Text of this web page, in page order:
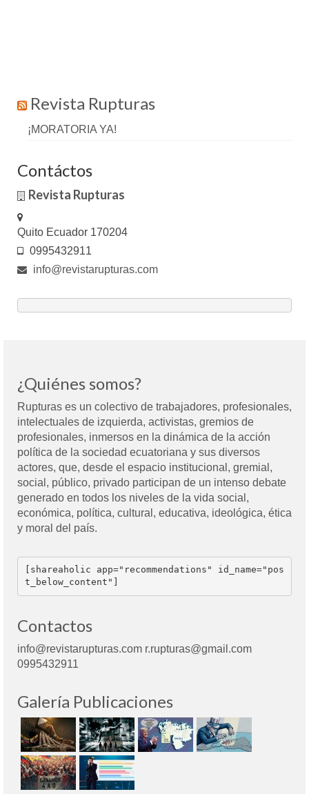
Revista Rupturas
¡MORATORIA YA!
Contáctos
Revista Rupturas
Quito Ecuador 170204
0995432911
info@revistarupturas.com
¿Quiénes somos?
Rupturas es un colectivo de trabajadores, profesionales,
intelectuales de izquierda, activistas, gremios de
profesionales, inmersos en la dinámica de la acción
política de la sociedad ecuatoriana y sus diversos
actores, que, desde el espacio institucional, gremial,
social, público, privado participan de un intenso debate
generado en todos los niveles de la vida social,
económica, política, cultural, educativa, ideológica, ética
y moral del país.
[shareaholic app="recommendations" id_name="pos
t_below_content"]
Contactos
info@revistarupturas.com r.rupturas@gmail.com
0995432911
Galería Publicaciones